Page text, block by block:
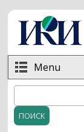
Перейти к
Menu
Форма